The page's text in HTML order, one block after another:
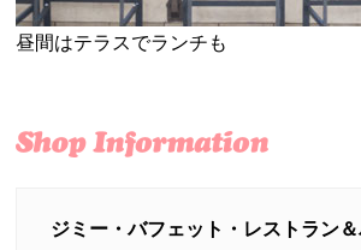
昼間はテラスでランチも
ジミー・バフェット・レストラン